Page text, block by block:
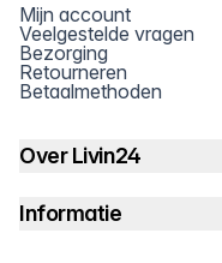
Mijn account
Veelgestelde vragen
Bezorging
Retourneren
Betaalmethoden
Over Livin24
Informatie